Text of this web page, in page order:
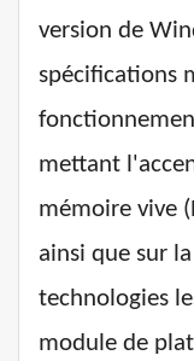
version de
spécifications
mettant
mémoire vive
ainsi que sur
technologies
module de